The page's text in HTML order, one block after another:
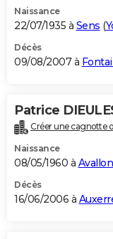
Naissance
22/07/1935 à Sens (
Décès
09/08/2007 à
Patrice
Créer une cagnotte
Naissance
08/05/1960 à Avallon
Décès
16/06/2006 à